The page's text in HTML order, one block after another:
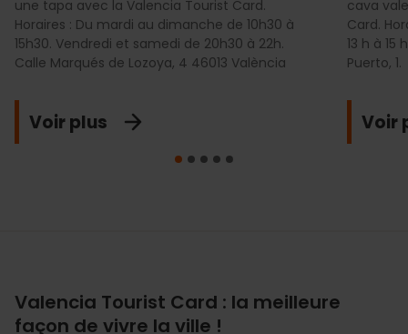
une tapa avec la Valencia Tourist Card.
Horaires : Du mardi au dimanche de 10h30 à
15h30. Vendredi et samedi de 20h30 à 22h.
Calle Marqués de Lozoya, 4 46013 València
Voir plus
cava
Card.
13 h à 15
Puerto, 1.
Voir
Valencia Tourist Card : la meilleure
façon de vivre la ville !